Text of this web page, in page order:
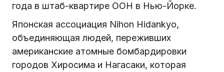
года в штаб-квартире ООН в Нью-Йорке.
Японская ассоциация Nihon Hidankyo,
объединяющая людей, переживших
американские атомные бомбардировки
городов Хиросима и Нагасаки, которая